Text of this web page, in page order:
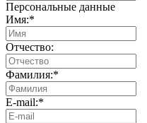
Персональные данные
Имя:*
Отчество:
Фамилия:*
E-mail:*